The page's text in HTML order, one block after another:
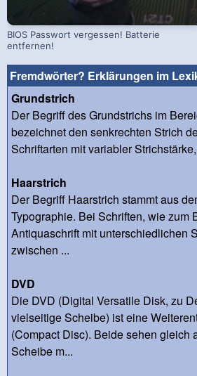
BIOS Passwort vergessen! Batterie
entfernen!
Fremdwörter? Erklärungen im
Grundstrich
Der Begriff des Grundstrichs im
bezeichnet den senkrechten Strich
Schriftarten mit variabler
Haarstrich
Der Begriff Haarstrich stammt aus
Typographie. Bei Schriften, wie zum
Antiquaschrift mit unterschiedlichen
zwischen ...
DVD
Die DVD (Digital Versatile Disk, zu
vielseitige Scheibe) ist eine
(Compact Disc). Beide sehen gleich
Scheibe m...